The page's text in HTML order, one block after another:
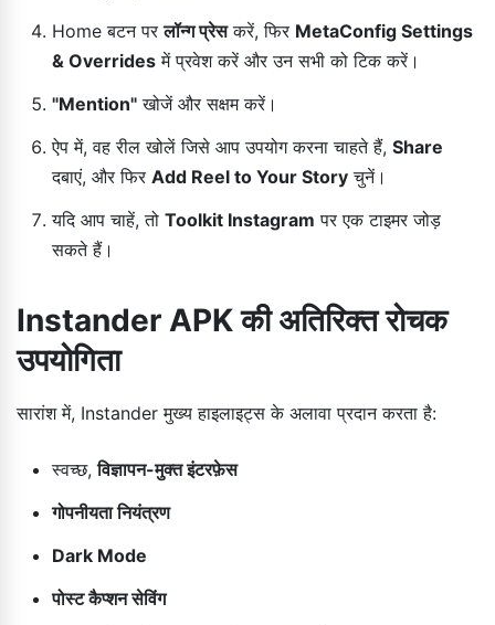
Home बटन परलॉन्ग प्रेसकरें, फिर MetaConfig Settings
& Overrides में प्रवेश करें और उन सभी को टिक करें।
"Mention" खोजें और सक्षम करें।
ऐप में, वह रील खोलें जिसे आप उपयोग करना चाहते हैं, Share
दबाएं, और फिर Add Reel to Your Story चुनें।
यदि आप चाहें, तो Toolkit Instagram पर एक टाइमर जोड़
सकते हैं।
Instander APK की अतिरिक्त रोचक
उपयोगिता
सारांश में, Instander मुख्य हाइलाइट्स के अलावा प्रदान करता है:
स्वच्छ,विज्ञापन-मुक्त इंटरफ़ेस
गोपनीयता नियंत्रण
Dark Mode
पोस्ट कैप्शन सेविंग